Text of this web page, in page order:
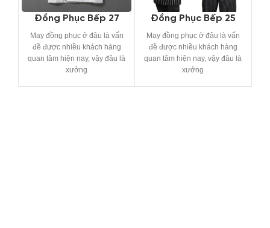
Đồng Phục Bếp 27
May đồng phục ở đâu là vấn
đề được nhiều khách hàng
quan tâm hiện nay, vậy đâu là
xưởng
Đồng Phục Bếp 25
May đồng phục ở đâu là vấn
đề được nhiều khách hàng
quan tâm hiện nay, vậy đâu là
xưởng